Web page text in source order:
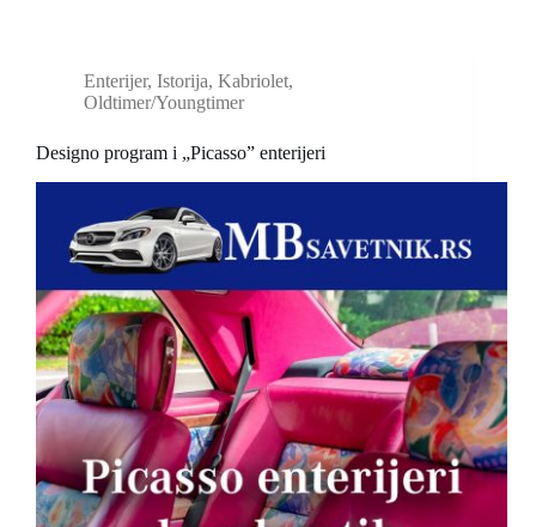
Enterijer, Istorija, Kabriolet,
Oldtimer/Youngtimer
Designo program i „Picasso” enterijeri